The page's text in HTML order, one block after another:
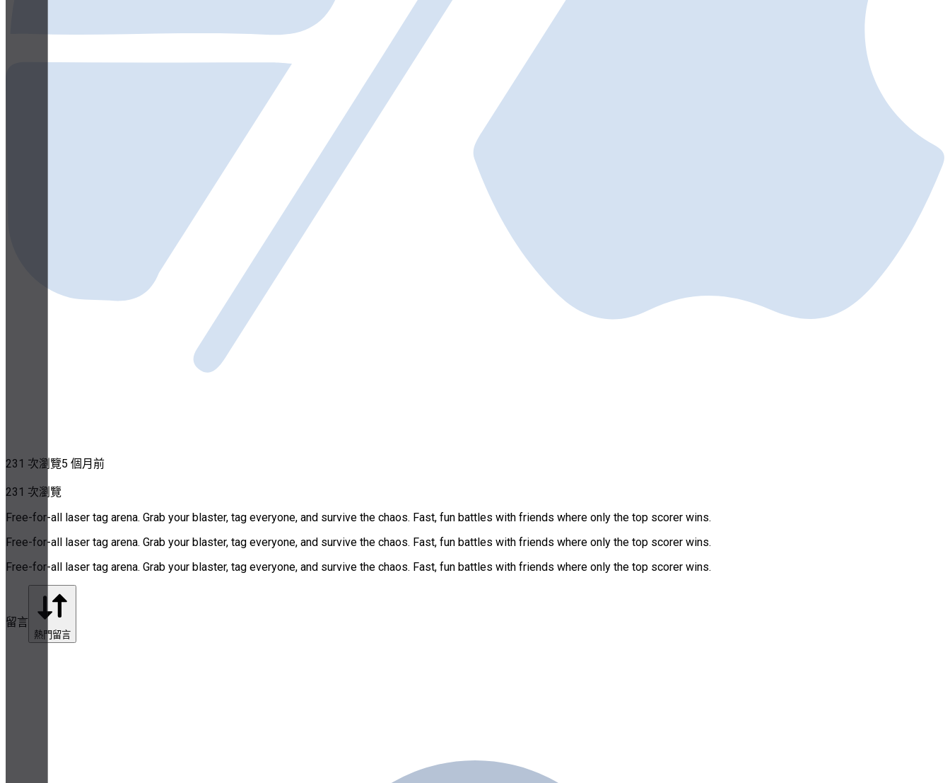
231 次瀏覽5 個月前
231 次瀏覽
Free-for-all laser tag arena. Grab your blaster, tag everyone, and survive the chaos. Fast, fun battles with friends where only the top scorer wins.
Free-for-all laser tag arena. Grab your blaster, tag everyone, and survive the chaos. Fast, fun battles with friends where only the top scorer wins.
Free-for-all laser tag arena. Grab your blaster, tag everyone, and survive the chaos. Fast, fun battles with friends where only the top scorer wins.
留言
熱門留言